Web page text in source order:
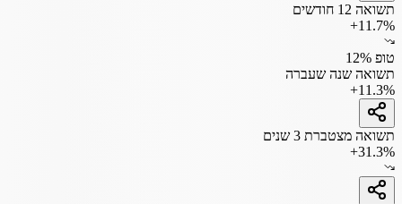
תשואה 12 חודשים
+11.7%
טופ 12%
תשואה שנה שעברה
+11.3%
תשואה מצטברת 3 שנים
+31.3%